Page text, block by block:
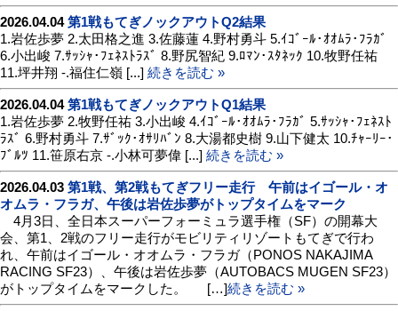
2026.04.04第1戦もてぎノックアウトQ2結果
1.岩佐歩夢 2.太田格之進 3.佐藤蓮 4.野村勇斗 5.ｲｺﾞｰﾙ･ｵｵﾑﾗ･ﾌﾗｶﾞ
6.小出峻 7.ｻｯｼｬ･ﾌｪﾈｽﾄﾗｽﾞ 8.野尻智紀 9.ﾛﾏﾝ･ｽﾀﾈｯｸ 10.牧野任祐
11.坪井翔 -.福住仁嶺 [...] 続きを読む »
2026.04.04第1戦もてぎノックアウトQ1結果
1.岩佐歩夢 2.牧野任祐 3.小出峻 4.ｲｺﾞｰﾙ･ｵｵﾑﾗ･ﾌﾗｶﾞ 5.ｻｯｼｬ･ﾌｪﾈｽﾄ
ﾗｽﾞ 6.野村勇斗 7.ｻﾞｯｸ･ｵｻﾘﾊﾞﾝ 8.大湯都史樹 9.山下健太 10.ﾁｬｰﾘｰ･
ﾌﾞﾙﾂ 11.笹原右京 -.小林可夢偉 [...] 続きを読む »
2026.04.03 第1戦、第2戦もてぎフリー走行 午前はイゴール・オ
オムラ・フラガ、午後は岩佐歩夢がトップタイムをマーク
4月3日、全日本スーパーフォーミュラ選手権（SF）の開幕大
会、第1、2戦のフリー走行がモビリティリゾートもてぎで行わ
れ、午前はイゴール・オオムラ・フラガ（PONOS NAKAJIMA
RACING SF23）、午後は岩佐歩夢（AUTOBACS MUGEN SF23）
がトップタイムをマークした。 […]続きを読む »